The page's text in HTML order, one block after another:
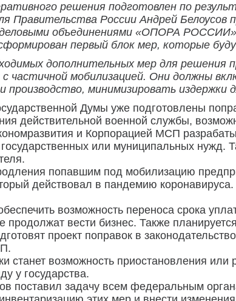
решения подготовлен по
Правительства России Андрей Белоусов
объединениями «ОПОРА
первый блок мер, которые
дополнительных мер для решения
с частичной мобилизацией. Они должны
производство, минимизировать издержки
Думы уже подготовлены
действительной военной службы,
и Корпорацией МСП
или муниципальных
попавшим под мобилизацию
действовал в пандемию
возможность переноса срока
продолжат вести бизнес. Также
проект поправок в
станет возможность приостановления
у государства.
поставил задачу всем федеральным